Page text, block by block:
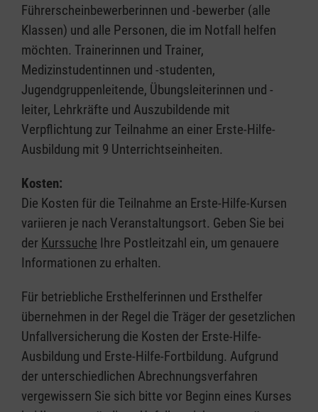
Führerscheinbewerberinnen und -bewerber (alle
Klassen) und alle Personen, die im Notfall helfen
möchten. Trainerinnen und Trainer,
Medizinstudentinnen und -studenten,
Jugendgruppenleitende, Übungsleiterinnen und -
leiter, Lehrkräfte und Auszubildende mit
Verpflichtung zur Teilnahme an einer Erste-Hilfe-
Ausbildung mit 9 Unterrichtseinheiten.
Kosten:
Die Kosten für die Teilnahme an Erste-Hilfe-Kursen
variieren je nach Veranstaltungsort. Geben Sie bei
der Kurssuche Ihre Postleitzahl ein, um genauere
Informationen zu erhalten.
Für betriebliche Ersthelferinnen und Ersthelfer
übernehmen in der Regel die Träger der gesetzlichen
Unfallversicherung die Kosten der Erste-Hilfe-
Ausbildung und Erste-Hilfe-Fortbildung. Aufgrund
der unterschiedlichen Abrechnungsverfahren
vergewissern Sie sich bitte vor Beginn eines Kurses